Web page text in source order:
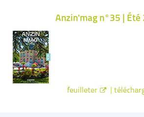
Anzin'mag n°35 | Été
feuilleter